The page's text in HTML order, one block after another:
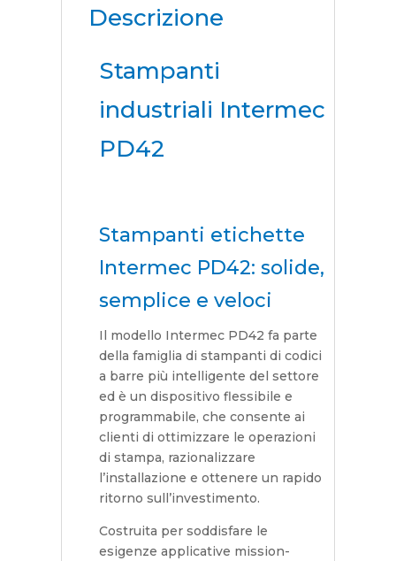
Descrizione
Stampanti
industriali Intermec
PD42
Stampanti etichette
Intermec PD42: solide,
semplice e veloci
Il modello Intermec PD42 fa parte
della famiglia di stampanti di codici
a barre più intelligente del settore
ed è un dispositivo flessibile e
programmabile, che consente ai
clienti di ottimizzare le operazioni
di stampa, razionalizzare
l’installazione e ottenere un rapido
ritorno sull’investimento.
Costruita per soddisfare le
esigenze applicative mission-